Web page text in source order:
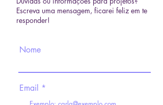
Escreva uma mensagem, ficarei feliz em te
responder!
Nome
Email